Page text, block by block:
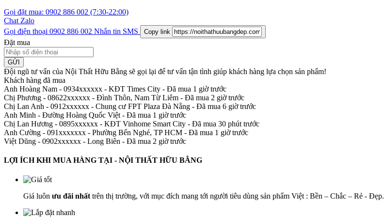
Gọi đặt mua: 0902 886 002 (7:30-22:00)
Chat Zalo
Gọi điện thoại 0902 886 002 Nhắn tin SMS Copy link
Đặt mua
GỬI
Đội ngũ tư vấn của Nội Thất Hữu Bằng sẽ gọi lại để tư vấn tận tình giúp khách hàng lựa chọn sản phẩm!
Khách hàng đã mua
Anh Hoàng Nam - 0934xxxxxx - KĐT Times City - Đã mua 1 giờ trước
Chị Phương - 08622xxxxxx - Đình Thôn, Nam Từ Liêm - Đã mua 2 giờ trước
Chị Lan Anh - 0912xxxxxx - Chung cư FPT Plaza Đà Nẵng - Đã mua 6 giờ trước
Anh Minh - Đường Hoàng Quốc Việt - Đã mua 1 giờ trước
Chị Lan Hương - 0895xxxxxx - KĐT Vinhome Smart City - Đã mua 30 phút trước
Anh Cường - 091xxxxxxx - Phường Bến Nghé, TP HCM - Đã mua 1 giờ trước
Việt Dũng - 0902xxxxxx - Long Biên - Đã mua 2 giờ trước
LỢI ÍCH KHI MUA HÀNG TẠI - NỘI THẤT HỮU BẰNG
Giá luôn ưu đãi nhất trên thị trường, với mục đích mang tới người tiêu dùng sản phẩm Việt : Bền – Chắc – Rẻ - Đẹp.